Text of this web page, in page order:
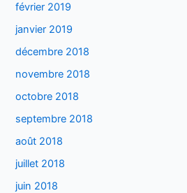
février 2019
janvier 2019
décembre 2018
novembre 2018
octobre 2018
septembre 2018
août 2018
juillet 2018
juin 2018